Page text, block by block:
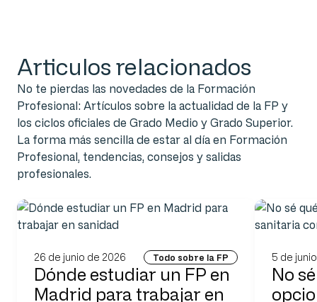
Articulos relacionados
No te pierdas las novedades de la Formación
Profesional: Artículos sobre la actualidad de la FP y
los ciclos oficiales de Grado Medio y Grado Superior.
La forma más sencilla de estar al día en Formación
Profesional, tendencias, consejos y salidas
profesionales.
26 de junio de 2026 Todo sobre la FP
Dónde estudiar un FP en
Madrid para trabajar en
5 de
No